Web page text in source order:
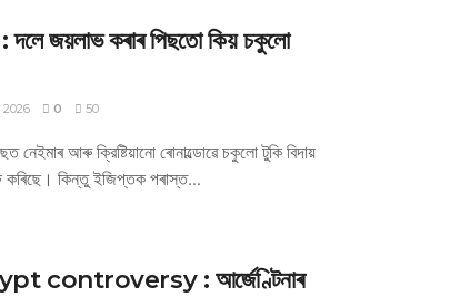
জয়লাভ কৰাৰ পিছতো কিয় চকুলো
2026 0 50
নেইমাৰ আৰু ক্রিষ্টিয়ানো ৰোনাল্ডোৱে চকুলো টুকি বিদায়
কৰিছে। কিন্তু ইজিপ্তক পৰাস্ত...
controversy : আৰ্জেণ্টিনাৰ